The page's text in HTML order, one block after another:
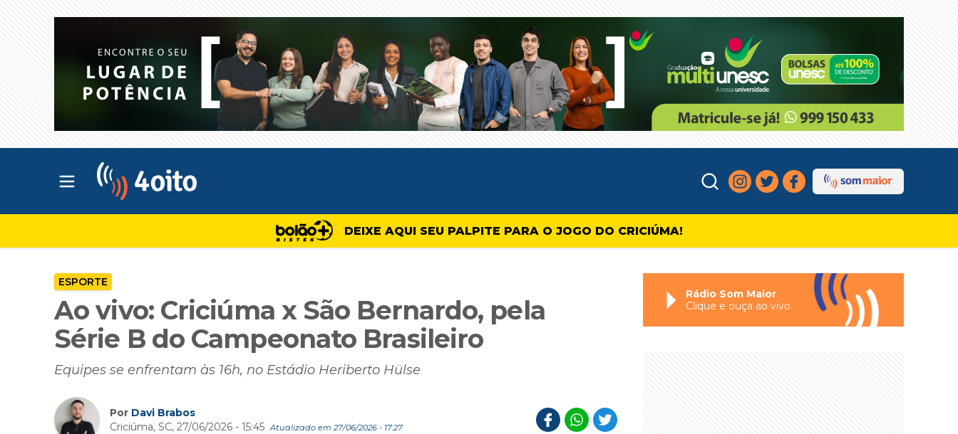
Abrir menu principal
DEIXE AQUI SEU PALPITE PARA O JOGO DO CRICIÚMA!
ESPORTE
Ao vivo: Criciúma x São Bernardo, pela
Série B do Campeonato Brasileiro
Equipes se enfrentam às 16h, no Estádio Heriberto Hülse
Por Davi Brabos
Criciúma, SC, 27/06/2026 - 15:45 Atualizado em 27/06/2026 - 17:27
Rádio Som Maior
Clique e ouça ao vivo